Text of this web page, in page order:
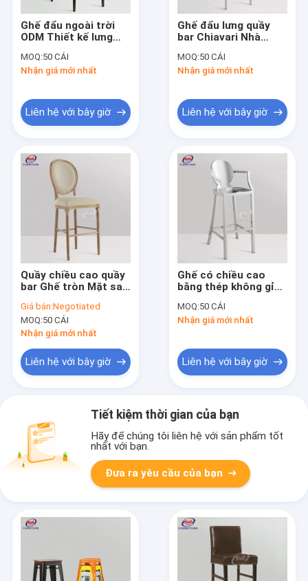
Ghế đẩu ngoài trời
ODM Thiết kế lưng
Napoleon
MOQ:50 CÁI
Nhận giá mới nhất
Liên hệ với bây giờ
Ghế đẩu lưng quầy
bar Chiavari Nhà
hàng Ghế đẩu quầy
bar lưng cao bằng
kim loại 250KG
MOQ:50 CÁI
Nhận giá mới nhất
Liên hệ với bây giờ
Quầy chiều cao quầy
bar Ghế tròn Mặt sau
phê hỗ trợ 350kg
Giá bán:Negotiated
MOQ:50 CÁI
Nhận giá mới nhất
Liên hệ với bây giờ
Ghế có chiều cao
bằng thép không gỉ
hiện đại Ghế đẩu có
tay quay lại 5KG
MOQ:50 CÁI
Nhận giá mới nhất
Liên hệ với bây giờ
Tiết kiệm thời gian của bạn
Hãy để chúng tôi liên hệ với sản phẩm tốt
nhất với bạn.
Đưa ra yêu cầu của bạn